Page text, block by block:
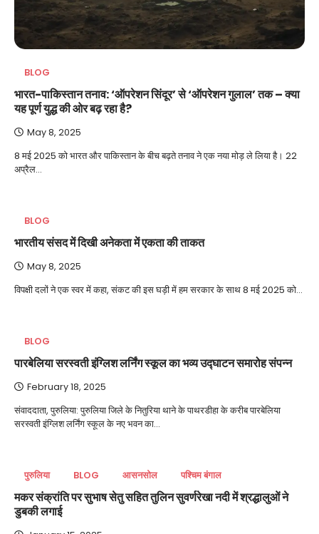
BLOG
भारत-पाकिस्तान तनाव: ‘ऑपरेशन सिंदूर’ से ‘ऑपरेशन गुलाल’ तक – क्या
यह पूर्ण युद्ध की ओर बढ़ रहा है?
May 8, 2025
8 मई 2025 को भारत और पाकिस्तान के बीच बढ़ते तनाव ने एक नया मोड़ ले लिया है। 22
अप्रैल…
BLOG
भारतीय संसद में दिखी अनेकता में एकता की ताकत
May 8, 2025
विपक्षी दलों ने एक स्वर में कहा, संकट की इस घड़ी में हम सरकार के साथ 8 मई 2025 को…
BLOG
पारबेलिया सरस्वती इंग्लिश लर्निंग स्कूल का भव्य उद्घाटन समारोह संपन्न
February 18, 2025
संवाददाता, पुरुलिया: पुरुलिया जिले के नितुरिया थाने के पाथरडीहा के करीब पारबेलिया
सरस्वती इंग्लिश लर्निंग स्कूल के नए भवन का…
पुरुलिया BLOG आसनसोल पश्चिम बंगाल
मकर संक्रांति पर सुभाष सेतु सहित तुलिन सुवर्णरेखा नदी में श्रद्धालुओं ने
डुबकी लगाई